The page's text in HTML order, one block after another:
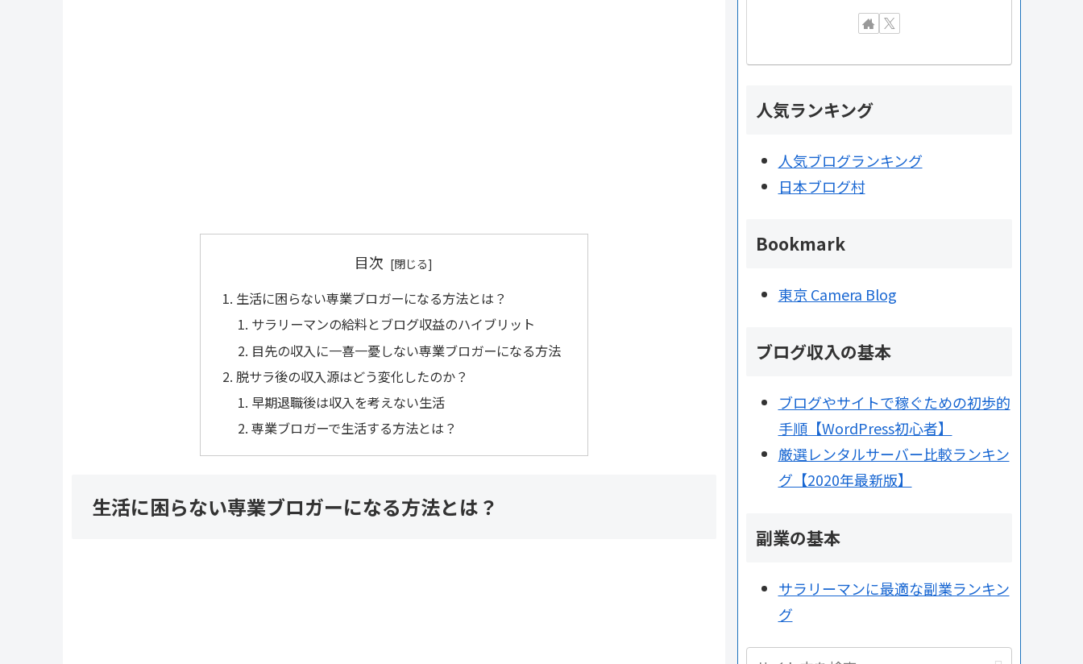
目次
生活に困らない専業ブロガーになる方法とは？
サラリーマンの給料とブログ収益のハイブリット
目先の収入に一喜一憂しない専業ブロガーになる方法
脱サラ後の収入源はどう変化したのか？
早期退職後は収入を考えない生活
専業ブロガーで生活する方法とは？
生活に困らない専業ブロガーになる方法とは？
人気ランキング
人気ブログランキング
日本ブログ村
Bookmark
東京 Camera Blog
ブログ収入の基本
ブログやサイトで稼ぐための初歩的
手順【WordPress初心者】
厳選レンタルサーバー比較ランキン
グ【2020年最新版】
副業の基本
サラリーマンに最適な副業ランキン
グ